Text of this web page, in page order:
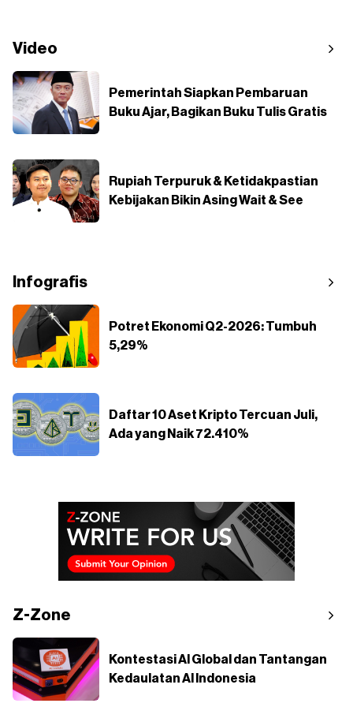
Video
Pemerintah Siapkan Pembaruan
Buku Ajar, Bagikan Buku Tulis Gratis
Rupiah Terpuruk & Ketidakpastian
Kebijakan Bikin Asing Wait & See
Infografis
Potret Ekonomi Q2-2026: Tumbuh
5,29%
Daftar 10 Aset Kripto Tercuan Juli,
Ada yang Naik 72.410%
Z-Zone
Kontestasi AI Global dan Tantangan
Kedaulatan AI Indonesia